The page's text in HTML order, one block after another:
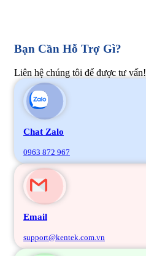
Bạn Cần Hỗ Trợ Gì?
Liên hệ chúng tôi để được tư vấn!
Chat Zalo
0963 872 967
Email
support@kentek.com.vn